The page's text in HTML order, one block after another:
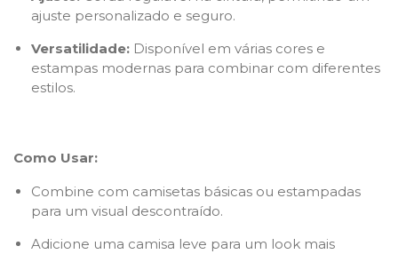
ajuste personalizado e seguro.
Versatilidade: Disponível em várias cores e
estampas modernas para combinar com diferentes
estilos.
Como Usar:
Combine com camisetas básicas ou estampadas
para um visual descontraído.
Adicione uma camisa leve para um look mais